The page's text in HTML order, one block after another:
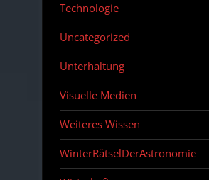
Technologie
Uncategorized
Unterhaltung
Visuelle Medien
Weiteres Wissen
WinterRätselDerAstronomie